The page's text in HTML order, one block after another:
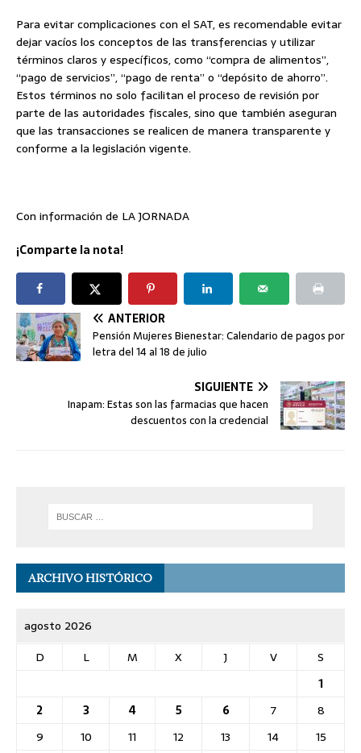
Para evitar complicaciones con el SAT, es recomendable evitar
dejar vacíos los conceptos de las transferencias y utilizar
términos claros y específicos, como “compra de alimentos”,
“pago de servicios”, “pago de renta” o “depósito de ahorro”.
Estos términos no solo facilitan el proceso de revisión por
parte de las autoridades fiscales, sino que también aseguran
que las transacciones se realicen de manera transparente y
conforme a la legislación vigente.
Con información de LA JORNADA
¡Comparte la nota!
ANTERIOR
Pensión Mujeres Bienestar: Calendario de pagos por
letra del 14 al 18 de julio
SIGUIENTE
Inapam: Estas son las farmacias que hacen
descuentos con la credencial
ARCHIVO HISTÓRICO
agosto 2026
D
L M X J V
S
1
2
3 4 5 6 7
8
9
10 11 12 13 14
15